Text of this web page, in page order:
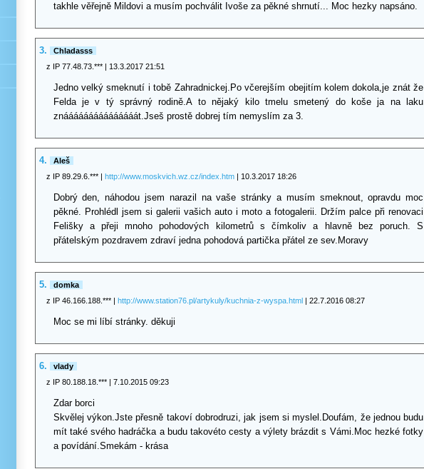
takhle věřejně Mildovi a musím pochválit Ivoše za pěkné shrnutí... Moc hezky napsáno.
3.
Chladasss
z IP 77.48.73.***| 13.3.2017 21:51
Jedno velký smeknutí i tobě Zahradnickej.Po včerejším obejitím kolem dokola,je znát že
Felda je v tý správný rodině.A to nějaký kilo tmelu smetený do koše ja na laku
znááááááááááááááát.Jseš prostě dobrej tím nemyslím za 3.
4.
Aleš
z IP 89.29.6.***| http://www.moskvich.wz.cz/index.htm| 10.3.2017 18:26
Dobrý den, náhodou jsem narazil na vaše stránky a musím smeknout, opravdu moc
pěkné. Prohlédl jsem si galerii vašich auto i moto a fotogalerii. Držím palce při renovaci
Felišky a přeji mnoho pohodových kilometrů s čímkoliv a hlavně bez poruch. S
přátelským pozdravem zdraví jedna pohodová partička přátel ze sev.Moravy
5.
domka
z IP 46.166.188.***| http://www.station76.pl/artykuly/kuchnia-z-wyspa.html| 22.7.2016 08:27
Moc se mi líbí stránky. děkuji
6.
vlady
z IP 80.188.18.***| 7.10.2015 09:23
Zdar borci
Skvělej výkon.Jste přesně takoví dobrodruzi, jak jsem si myslel.Doufám, že jednou budu
mít také svého hadráčka a budu takovéto cesty a výlety brázdit s Vámi.Moc hezké fotky
a povídání.Smekám - krása